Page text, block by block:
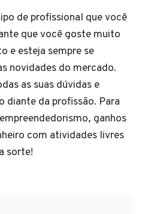
de profissional que você
que você goste muito
e esteja sempre se
novidades do mercado.
as suas dúvidas e
diante da profissão. Para
ganhos
com atividades livres
sorte!